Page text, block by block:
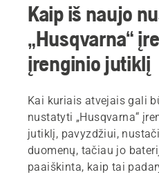
Kaip iš naujo
„Husqvarna“
įrenginio jutiklį
Kai kuriais atvejais gali
nustatyti „Husqvarna“
jutiklį, pavyzdžiui,
duomenų, tačiau jo
paaiškinta, kaip tai